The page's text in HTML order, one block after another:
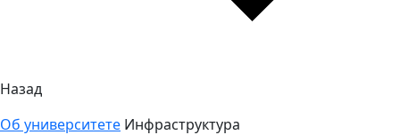
Назад
Об университете Инфраструктура